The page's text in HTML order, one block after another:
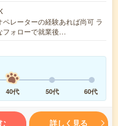
レーターの経験あれば尚可 ラ
フォローで就業後…
40代 50代 60代
詳しく見る